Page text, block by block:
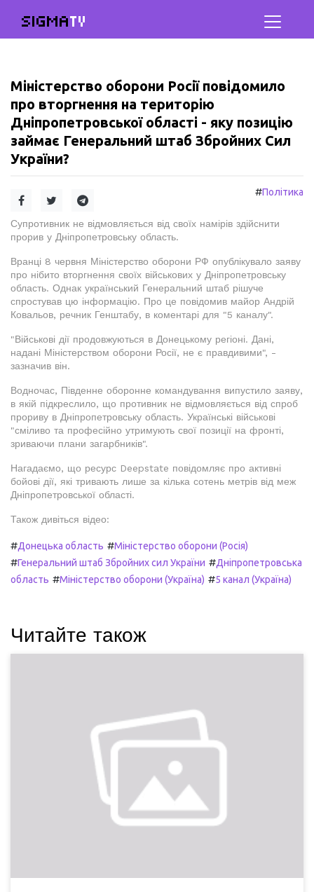
SIGMATV
Міністерство оборони Росії повідомило
про вторгнення на територію
Дніпропетровської області - яку позицію
займає Генеральний штаб Збройних Сил
України?
#Політика
Супротивник не відмовляється від своїх намірів здійснити
прорив у Дніпропетровську область.
Вранці 8 червня Міністерство оборони РФ опублікувало заяву
про нібито вторгнення своїх військових у Дніпропетровську
область. Однак український Генеральний штаб рішуче
спростував цю інформацію. Про це повідомив майор Андрій
Ковальов, речник Генштабу, в коментарі для "5 каналу".
"Військові дії продовжуються в Донецькому регіоні. Дані,
надані Міністерством оборони Росії, не є правдивими", -
зазначив він.
Водночас, Південне оборонне командування випустило заяву,
в якій підкреслило, що противник не відмовляється від спроб
прориву в Дніпропетровську область. Українські військові
"сміливо та професійно утримують свої позиції на фронті,
зриваючи плани загарбників".
Нагадаємо, що ресурс Deepstate повідомляє про активні
бойові дії, які тривають лише за кілька сотень метрів від меж
Дніпропетровської області.
Також дивіться відео:
#Донецька область #Міністерство оборони (Росія)
#Генеральний штаб Збройних сил України #Дніпропетровська
область #Міністерство оборони (Україна) #5 канал (Україна)
Читайте також